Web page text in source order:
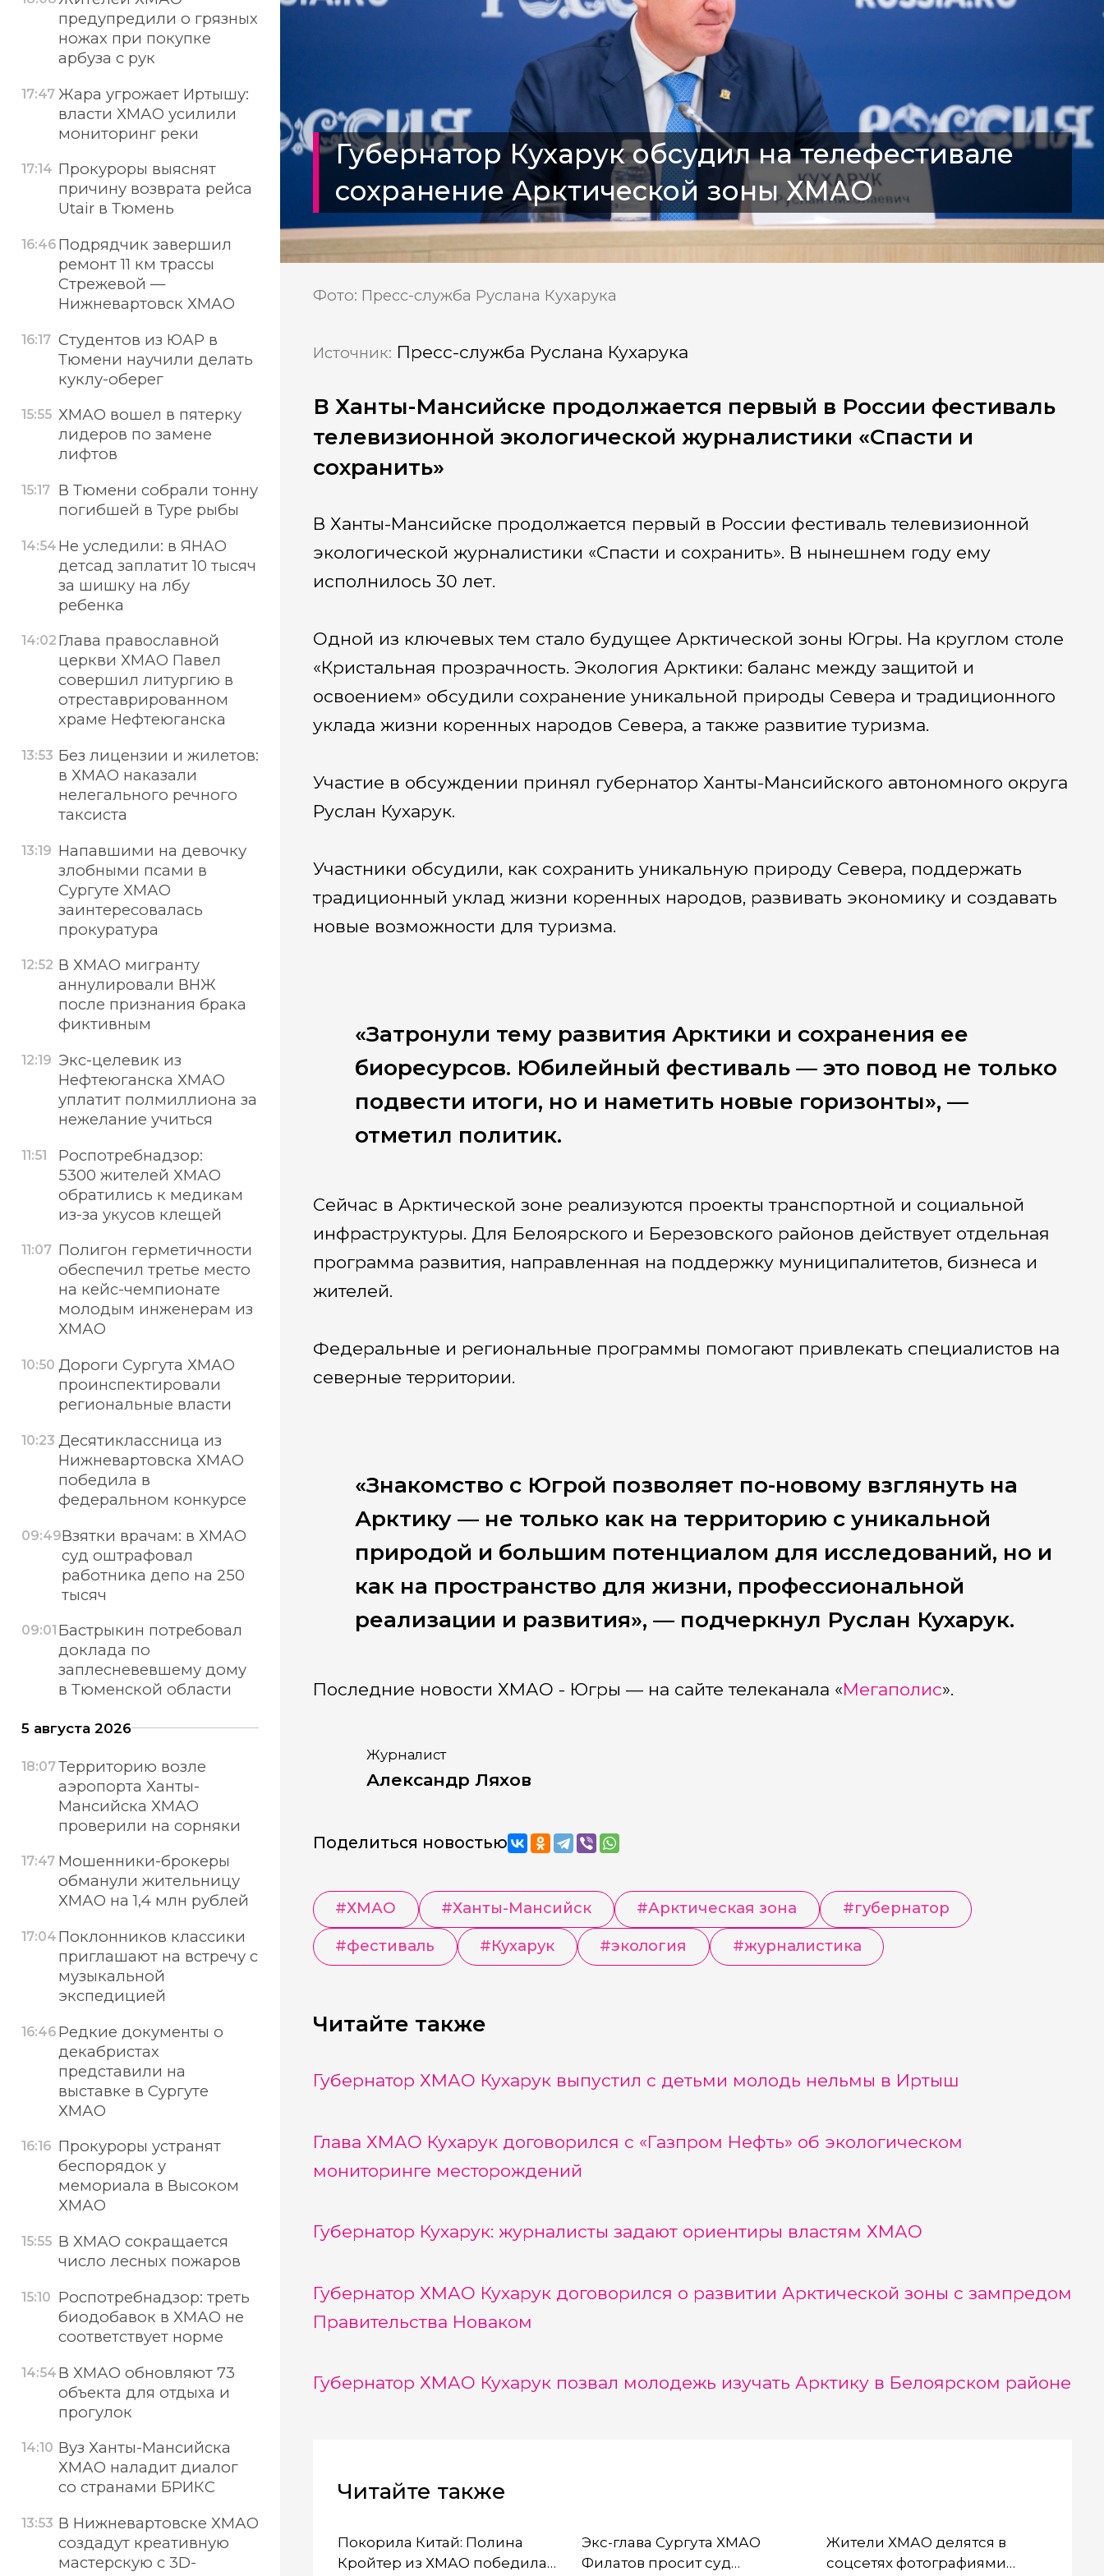
Губернатор Кухарук обсудил на телефестивале
сохранение Арктической зоны ХМАО
Фото: Пресс-служба Руслана Кухарука
Источник: Пресс-служба Руслана Кухарука
В Ханты-Мансийске продолжается первый в России фестиваль
телевизионной экологической журналистики «Спасти и
сохранить»
В Ханты-Мансийске продолжается первый в России фестиваль телевизионной
экологической журналистики «Спасти и сохранить». В нынешнем году ему
исполнилось 30 лет.
Одной из ключевых тем стало будущее Арктической зоны Югры. На круглом столе
«Кристальная прозрачность. Экология Арктики: баланс между защитой и
освоением» обсудили сохранение уникальной природы Севера и традиционного
уклада жизни коренных народов Севера, а также развитие туризма.
Участие в обсуждении принял губернатор Ханты-Мансийского автономного округа
Руслан Кухарук.
Участники обсудили, как сохранить уникальную природу Севера, поддержать
традиционный уклад жизни коренных народов, развивать экономику и создавать
новые возможности для туризма.
«Затронули тему развития Арктики и сохранения ее
биоресурсов. Юбилейный фестиваль — это повод не только
подвести итоги, но и наметить новые горизонты», —
отметил политик.
Сейчас в Арктической зоне реализуются проекты транспортной и социальной
инфраструктуры. Для Белоярского и Березовского районов действует отдельная
программа развития, направленная на поддержку муниципалитетов, бизнеса и
жителей.
Федеральные и региональные программы помогают привлекать специалистов на
северные территории.
«Знакомство с Югрой позволяет по-новому взглянуть на
Арктику — не только как на территорию с уникальной
природой и большим потенциалом для исследований, но и
как на пространство для жизни, профессиональной
реализации и развития», — подчеркнул Руслан Кухарук.
Последние новости ХМАО - Югры — на сайте телеканала «Мегаполис».
Журналист
Александр Ляхов
Поделиться новостью
#ХМАО #Ханты-Мансийск #Арктическая зона #губернатор
#фестиваль #Кухарук #экология #журналистика
Читайте также
Губернатор ХМАО Кухарук выпустил с детьми молодь нельмы в Иртыш
Глава ХМАО Кухарук договорился с «Газпром Нефть» об экологическом
мониторинге месторождений
Губернатор Кухарук: журналисты задают ориентиры властям ХМАО
Губернатор ХМАО Кухарук договорился о развитии Арктической зоны с зампредом
Правительства Новаком
Губернатор ХМАО Кухарук позвал молодежь изучать Арктику в Белоярском районе
Читайте также
Покорила Китай: Полина
Кройтер из ХМАО победила
Экс-глава Сургута ХМАО
Филатов просит суд
Жители ХМАО делятся в
соцсетях фотографиями
предупредили о грязных
ножах при покупке
арбуза с рук
17:47 Жара угрожает Иртышу:
власти ХМАО усилили
мониторинг реки
17:14 Прокуроры выяснят
причину возврата рейса
Utair в Тюмень
16:46 Подрядчик завершил
ремонт 11 км трассы
Стрежевой —
Нижневартовск ХМАО
16:17 Студентов из ЮАР в
Тюмени научили делать
куклу-оберег
15:55 ХМАО вошел в пятерку
лидеров по замене
лифтов
15:17 В Тюмени собрали тонну
погибшей в Туре рыбы
14:54 Не уследили: в ЯНАО
детсад заплатит 10 тысяч
за шишку на лбу
ребенка
14:02 Глава православной
церкви ХМАО Павел
совершил литургию в
отреставрированном
храме Нефтеюганска
13:53 Без лицензии и жилетов:
в ХМАО наказали
нелегального речного
таксиста
13:19 Напавшими на девочку
злобными псами в
Сургуте ХМАО
заинтересовалась
прокуратура
12:52 В ХМАО мигранту
аннулировали ВНЖ
после признания брака
фиктивным
12:19 Экс-целевик из
Нефтеюганска ХМАО
уплатит полмиллиона за
нежелание учиться
11:51
Роспотребнадзор:
5300 жителей ХМАО
обратились к медикам
из-за укусов клещей
11:07 Полигон герметичности
обеспечил третье место
на кейс-чемпионате
молодым инженерам из
ХМАО
10:50 Дороги Сургута ХМАО
проинспектировали
региональные власти
10:23 Десятиклассница из
Нижневартовска ХМАО
победила в
федеральном конкурсе
09:49Взятки врачам: в ХМАО
суд оштрафовал
работника депо на 250
тысяч
09:01 Бастрыкин потребовал
доклада по
заплесневевшему дому
в Тюменской области
5 августа 2026
18:07Территорию возле
аэропорта Ханты-
Мансийска ХМАО
проверили на сорняки
17:47 Мошенники-брокеры
обманули жительницу
ХМАО на 1,4 млн рублей
17:04 Поклонников классики
приглашают на встречу с
музыкальной
экспедицией
16:46 Редкие документы о
декабристах
представили на
выставке в Сургуте
ХМАО
16:16 Прокуроры устранят
беспорядок у
мемориала в Высоком
ХМАО
15:55 В ХМАО сокращается
число лесных пожаров
15:10 Роспотребнадзор: треть
биодобавок в ХМАО не
соответствует норме
14:54 В ХМАО обновляют 73
объекта для отдыха и
прогулок
14:10 Вуз Ханты-Мансийска
ХМАО наладит диалог
со странами БРИКС
13:53 В Нижневартовске ХМАО
создадут креативную
мастерскую с 3D-